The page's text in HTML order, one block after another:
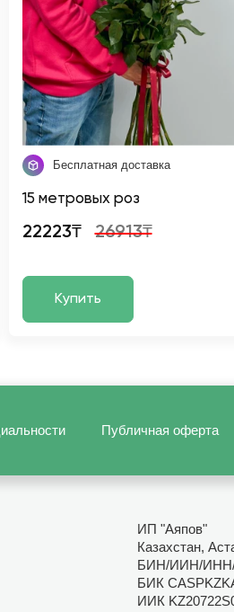
Бесплатная доставка
15 метровых роз
22223₸ 26913₸
Купить
Публичная оферта
ИП "Аяпов"
Казахстан,
БИН/ИИН/ИНН/
БИК
ИИК